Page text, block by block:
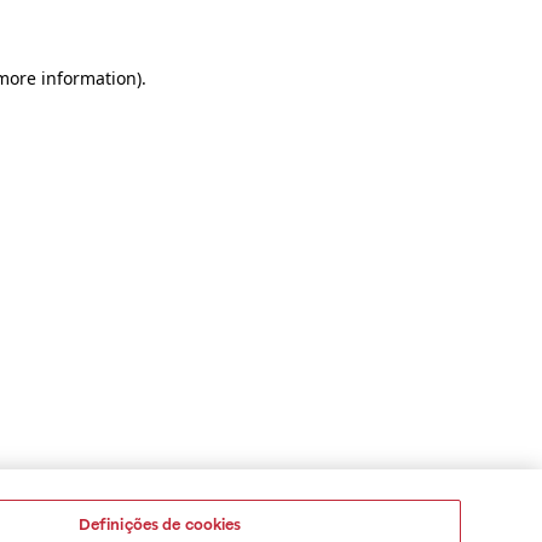
information).
Definições de cookies